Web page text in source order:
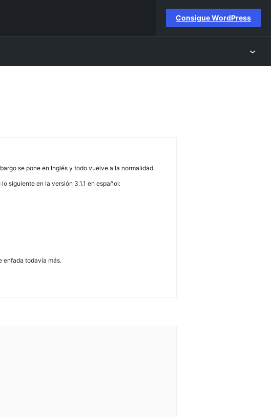
Consigue WordPress
se pone en Inglés y todo vuelve a la normalidad.
siguiente en la versión 3.1.1 en español:
enfada todavía más.